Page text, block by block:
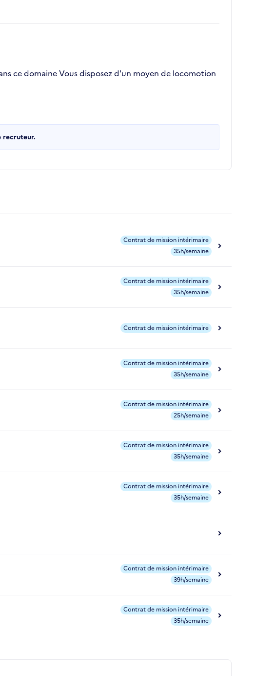
ce domaine Vous disposez d'un moyen de locomotion
recruteur.
Contrat de mission intérimaire
35h/semaine
Contrat de mission intérimaire
35h/semaine
Contrat de mission intérimaire
Contrat de mission intérimaire
35h/semaine
Contrat de mission intérimaire
25h/semaine
Contrat de mission intérimaire
35h/semaine
Contrat de mission intérimaire
35h/semaine
Contrat de mission intérimaire
39h/semaine
Contrat de mission intérimaire
35h/semaine